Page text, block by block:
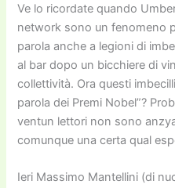
Ve lo ricordate quando
network sono un fenomeno
parola anche a legioni di
al bar dopo un bicchiere di
collettività. Ora questi
parola dei Premi Nobel”?
ventun lettori non sono
comunque una certa qual
Ieri Massimo Mantellini (di